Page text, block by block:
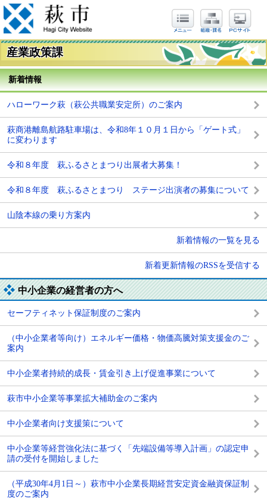
産業政策課
新着情報
ハローワーク萩（萩公共職業安定所）のご案内
萩商港離島航路駐車場は、令和8年１０月１日から「ゲート式」
に変わります
令和８年度 萩ふるさとまつり出展者大募集！
令和８年度 萩ふるさとまつり ステージ出演者の募集について
山陰本線の乗り方案内
新着情報の一覧を見る
新着更新情報のRSSを受信する
中小企業の経営者の方へ
セーフティネット保証制度のご案内
（中小企業者等向け）エネルギー価格・物価高騰対策支援金のご
案内
中小企業者持続的成長・賃金引き上げ促進事業について
萩市中小企業等事業拡大補助金のご案内
中小企業者向け支援策について
中小企業等経営強化法に基づく「先端設備等導入計画」の認定申
請の受付を開始しました
（平成30年4月1日～）萩市中小企業長期経営安定資金融資保証制
度のご案内